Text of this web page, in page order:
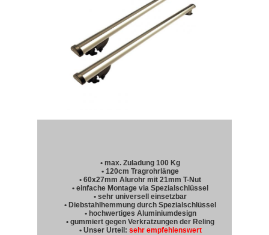
• max. Zuladung 100 Kg
• 120cm Tragrohrlänge
• 60x27mm Alurohr mit 21mm T-Nut
• einfache Montage via Spezialschlüssel
• sehr universell einsetzbar
• Diebstahlhemmung durch Spezialschlüssel
• hochwertiges Aluminiumdesign
• gummiert gegen Verkratzungen der Reling
• Unser Urteil: sehr empfehlenswert